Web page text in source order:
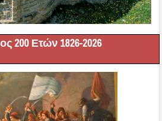
200 Ετών 1826-2026